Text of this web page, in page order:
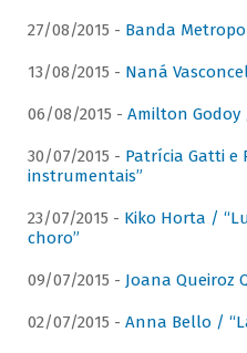
27/08/2015 - Banda
13/08/2015 - Naná
06/08/2015 - Amilton Godoy
30/07/2015 - Patrícia Gatti e
instrumentais”
23/07/2015 - Kiko Horta /
choro”
09/07/2015 - Joana Queiroz
02/07/2015 - Anna Bello /